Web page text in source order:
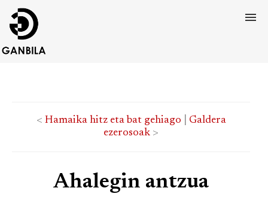
< Hamaika hitz eta bat gehiago
Galdera
ezerosoak >
Ahalegin antzua